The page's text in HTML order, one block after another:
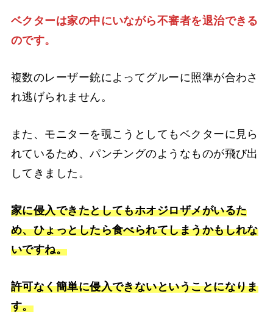
ベクターは家の中にいながら不審者を退治できる
のです。
複数のレーザー銃によってグルーに照準が合わさ
れ逃げられません。
また、モニターを覗こうとしてもベクターに見ら
れているため、パンチングのようなものが飛び出
してきました。
家に侵入できたとしてもホオジロザメがいるた
め、ひょっとしたら食べられてしまうかもしれな
いですね。
許可なく簡単に侵入できないということになりま
す。